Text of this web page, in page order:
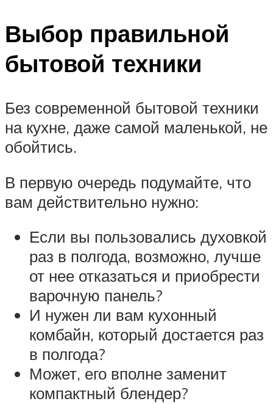
Выбор правильной
бытовой техники
Без современной бытовой техники
на кухне, даже самой маленькой, не
обойтись.
В первую очередь подумайте, что
вам действительно нужно:
Если вы пользовались духовкой
раз в полгода, возможно, лучше
от нее отказаться и приобрести
варочную панель?
И нужен ли вам кухонный
комбайн, который достается раз
в полгода?
Может, его вполне заменит
компактный блендер?